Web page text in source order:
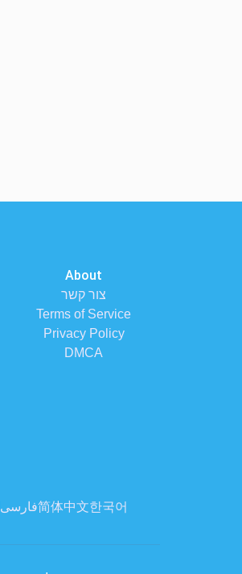
About
צור קשר
Terms of Service
Privacy Policy
DMCA
فارسی简体中文한국어